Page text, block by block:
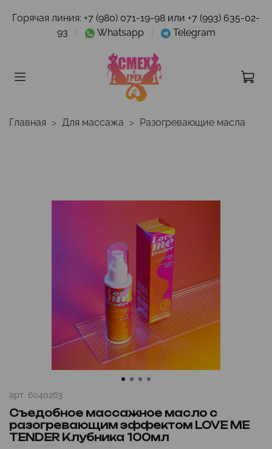
Горячая линия: +7 (980) 071-19-98 или +7 (993) 635-02-
93
Whatsapp Telegram
Главная Для массажа Разогревающие масла
арт. 6040263
Съедобное массажное масло с
разогревающим эффектом LOVE ME
TENDER Клубника 100мл